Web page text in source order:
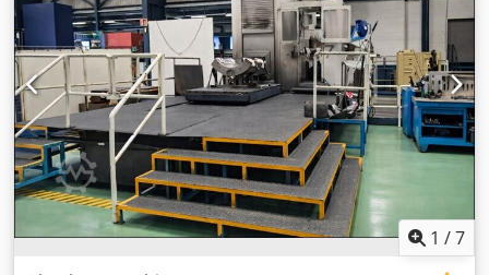
50 E) – Vermogen: 30 KW SPINDEL De MECOF AGILE CS 500
TNC 640 biedt een breed scala aan functies en technische
kenmerken om aan diverse eisen te voldoen. Met een
langsverplaatsing van 6000 mm en een dwarsverplaatsing
van 1250 mm maakt deze machine nauwkeurig boren en
frezen van grote werkstukken mogelijk. De verticale
verplaatsing van 1700 mm biedt maximale flexibiliteit en
maakt het bewerken van werkstukken onder verschillende
hoeken mogelijk. De tafelafmeting bedraagt 7300×1090
mm en wordt aangevuld met twee extra Cubi van
1520×1000 mm. In dit geval is de machine op vloerniveau
1 /7